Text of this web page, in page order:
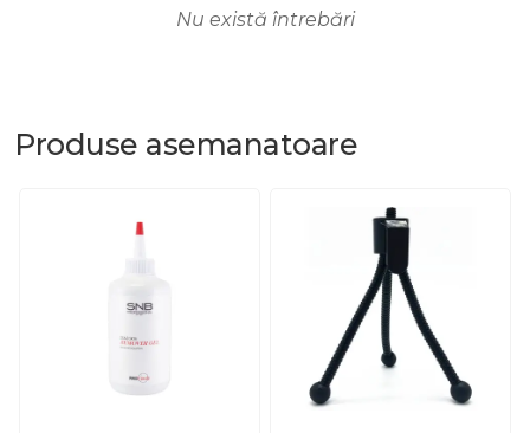
Nu există întrebări
Produse asemanatoare